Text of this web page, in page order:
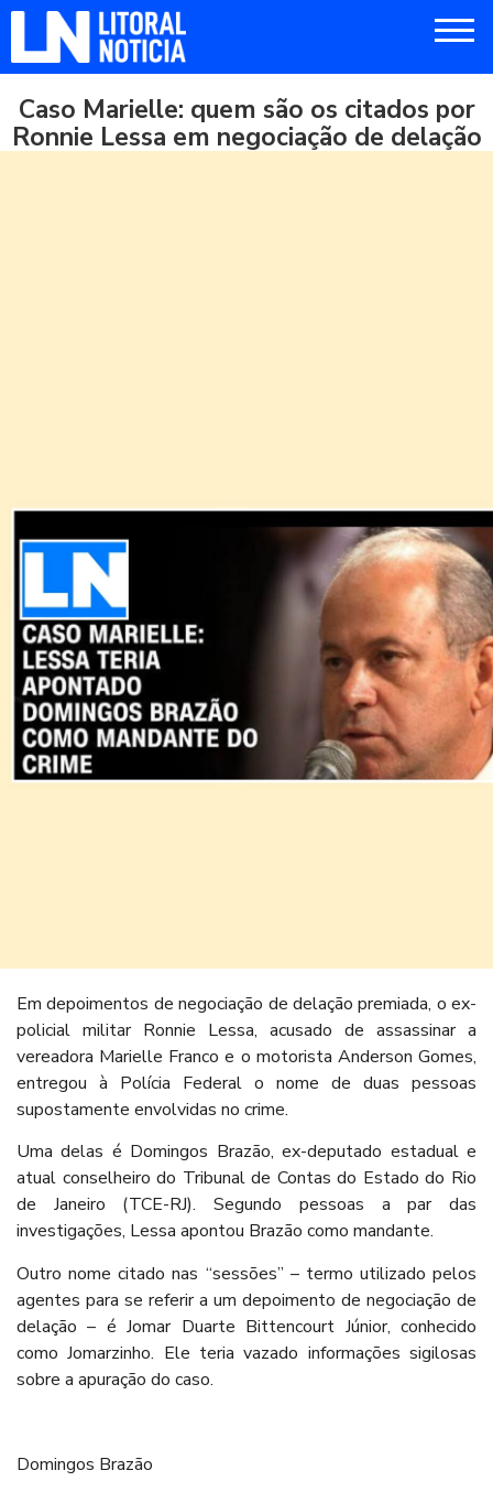
Caso Marielle: quem são os citados por
Ronnie Lessa em negociação de delação
Em depoimentos de negociação de delação premiada, o ex-
policial militar Ronnie Lessa, acusado de assassinar a
vereadora Marielle Franco e o motorista Anderson Gomes,
entregou à Polícia Federal o nome de duas pessoas
supostamente envolvidas no crime.
Uma delas é Domingos Brazão, ex-deputado estadual e
atual conselheiro do Tribunal de Contas do Estado do Rio
de Janeiro (TCE-RJ). Segundo pessoas a par das
investigações, Lessa apontou Brazão como mandante.
Outro nome citado nas “sessões” – termo utilizado pelos
agentes para se referir a um depoimento de negociação de
delação – é Jomar Duarte Bittencourt Júnior, conhecido
como Jomarzinho. Ele teria vazado informações sigilosas
sobre a apuração do caso.
Domingos Brazão